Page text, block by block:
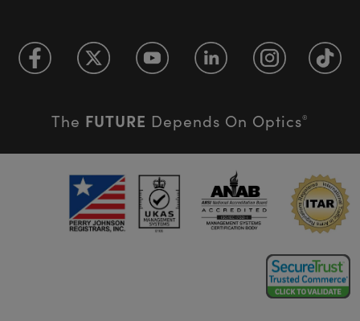
The FUTURE Depends On Optics®